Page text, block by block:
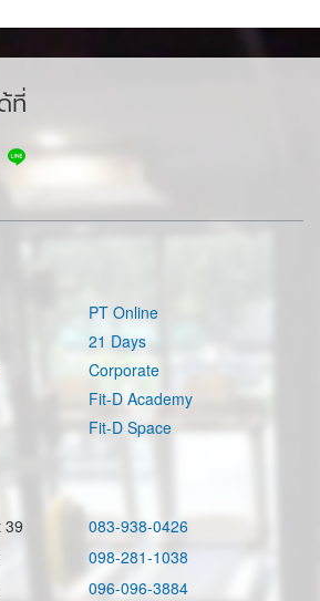
ที่
PT Online
21 Days
Corporate
Fit-D Academy
Fit-D Space
39
083-938-0426
098-281-1038
096-096-3884